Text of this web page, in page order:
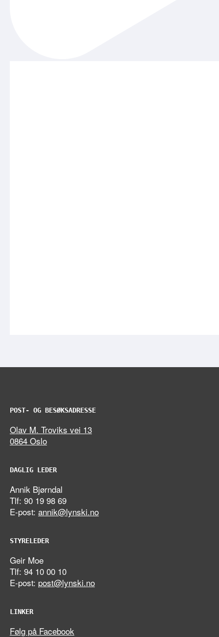
POST- OG BESØKSADRESSE
Olav M. Troviks vei 13
0864 Oslo
DAGLIG LEDER
Annik Bjørndal
Tlf: 90 19 98 69
E-post: annik@lynski.no
STYRELEDER
Geir Moe
Tlf: 94 10 00 10
E-post: post@lynski.no
LINKER
Følg på Facebook